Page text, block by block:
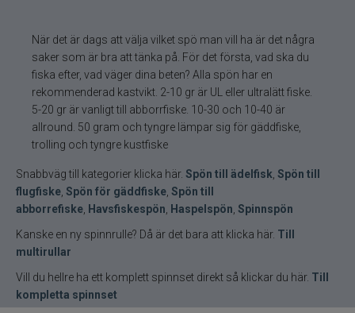
När det är dags att välja vilket spö man vill ha är det några
saker som är bra att tänka på. För det första, vad ska du
fiska efter, vad väger dina beten? Alla spön har en
rekommenderad kastvikt. 2-10 gr är UL eller ultralätt fiske.
5-20 gr är vanligt till abborrfiske. 10-30 och 10-40 är
allround. 50 gram och tyngre lämpar sig för gäddfiske,
trolling och tyngre kustfiske
Snabbväg till kategorier klicka här. Spön till ädelfisk, Spön till
flugfiske, Spön för gäddfiske, Spön till
abborrefiske, Havsfiskespön, Haspelspön, Spinnspön
Kanske en ny spinnrulle? Då är det bara att klicka här. Till
multirullar
Vill du hellre ha ett komplett spinnset direkt så klickar du här. Till
kompletta spinnset